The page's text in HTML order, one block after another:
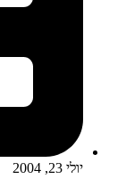
יולי 23, 2004